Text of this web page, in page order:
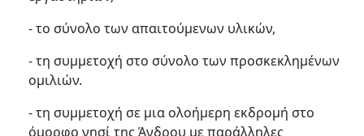
- το σύνολο των απαιτούμενων υλικών,
- τη συμμετοχή στο σύνολο των προσκεκλημένων
ομιλιών.
- τη συμμετοχή σε μια ολοήμερη εκδρομή στο
όμορφο νησί της Άνδρου με παράλληλες